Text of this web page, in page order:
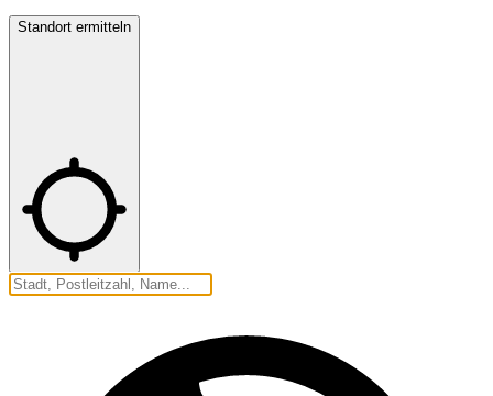
Standort ermitteln